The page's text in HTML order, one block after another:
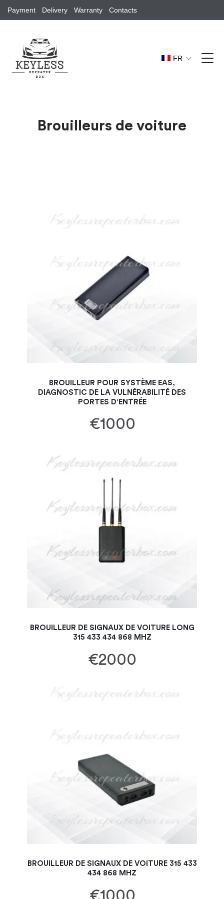
Payment Delivery Warranty Contacts
FR
Brouilleurs de voiture
BROUILLEUR POUR SYSTÈME EAS,
DIAGNOSTIC DE LA VULNÉRABILITÉ DES
PORTES D'ENTRÉE
€1000
BROUILLEUR DE SIGNAUX DE VOITURE LONG
315 433 434 868 MHZ
€2000
BROUILLEUR DE SIGNAUX DE VOITURE 315 433
434 868 MHZ
€1000